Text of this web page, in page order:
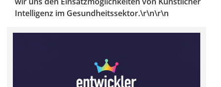
Intelligenz im Gesundheitssektor.\r\n\r\n